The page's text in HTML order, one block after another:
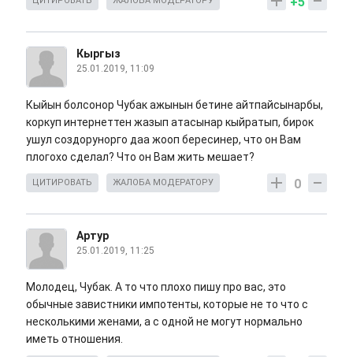
Кыргыз
25.01.2019, 11:09
Кыйын болсонор Чубак ажынын бетине айтпайсынарбы,
коркуп интернеттен жазып атасынар кыйратып, бирок
ушул создорунорго даа жооп бересинер, что он Вам
плогохо сделал? Что он Вам жить мешает?
0
ЦИТИРОВАТЬ ЖАЛОБА МОДЕРАТОРУ
Артур
25.01.2019, 11:25
Молодец, Чубак. А то что плохо пишу про вас, это
обычные завистники импотенты, которые не то что с
несколькими женами, а с одной не могут нормально
иметь отношения.